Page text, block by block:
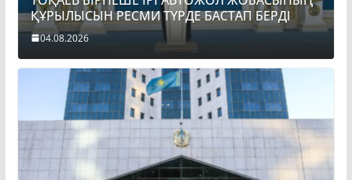
ҚҰРЫЛЫСЫН РЕСМИ ТҮРДЕ БАСТАП БЕРДІ
04.08.2026